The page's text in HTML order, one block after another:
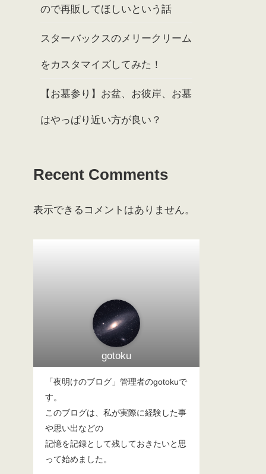
ので再販してほしいという話
スターバックスのメリークリーム
をカスタマイズしてみた！
【お墓参り】お盆、お彼岸、お墓
はやっぱり近い方が良い？
Recent Comments
表示できるコメントはありません。
gotoku
「夜明けのブログ」管理者のgotokuで
す。
このブログは、私が実際に経験した事
や思い出などの
記憶を記録として残しておきたいと思
って始めました。